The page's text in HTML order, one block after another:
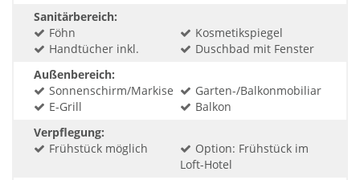
Sanitärbereich:
Föhn
Kosmetikspiegel
Handtücher inkl.
Duschbad mit Fenster
Außenbereich:
Sonnenschirm/Markise
Garten-/Balkonmobiliar
E-Grill
Balkon
Verpflegung:
Frühstück möglich
Option: Frühstück im
Loft-Hotel